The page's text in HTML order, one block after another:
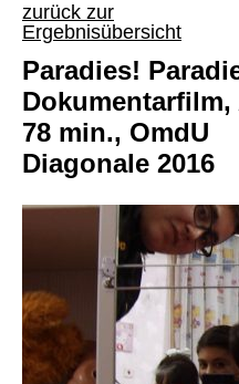
zurück zur
Ergebnisübersicht
Paradies!
Dokumentarfilm,
78 min., OmdU
Diagonale 2016